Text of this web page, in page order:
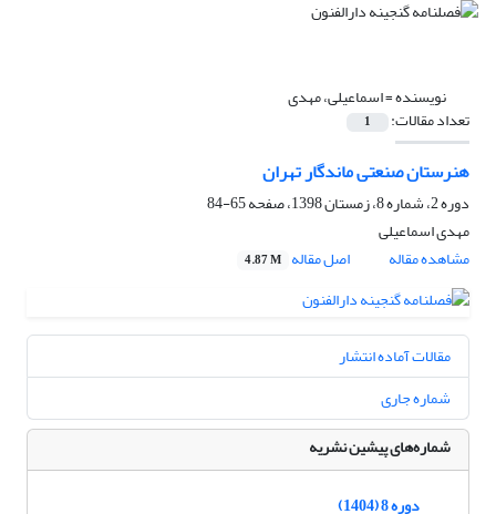
نویسنده =اسماعیلی، مهدی
تعداد مقالات: 1
هنرستان صنعتی ماندگار تهران
دوره 2، شماره 8، زمستان 1398، صفحه
65-84
مهدی اسماعیلی
مشاهده مقاله
اصل مقاله 4.87 M
مقالات آماده انتشار
شماره جاری
شماره‌های پیشین نشریه
دوره 8 (1404)